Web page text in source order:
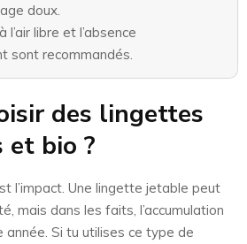
doux.
l’air libre et l’absence
sont recommandés.
des lingettes
bio ?
l’impact. Une lingette jetable peut
mais dans les faits, l’accumulation
année. Si tu utilises ce type de